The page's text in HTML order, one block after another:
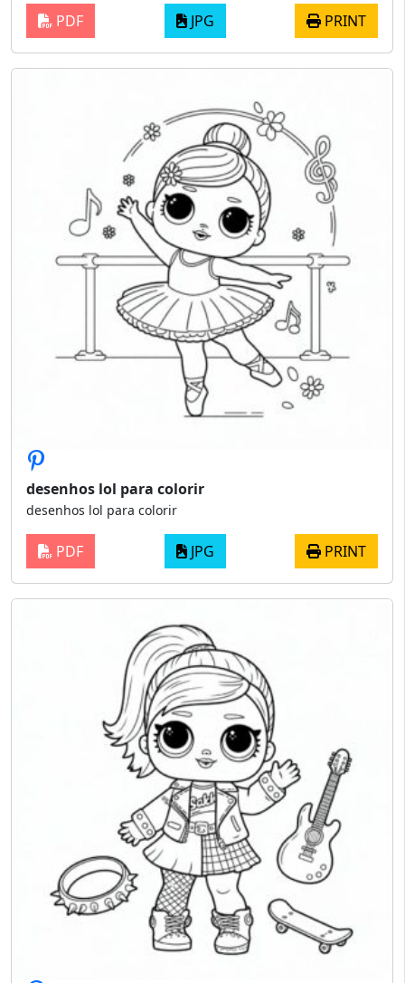
PDF JPG PRINT
desenhos lol para colorir
desenhos lol para colorir
PDF JPG PRINT